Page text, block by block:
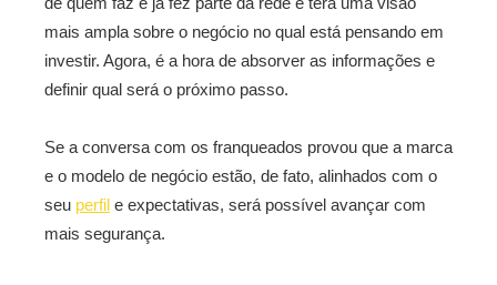
mais ampla sobre o negócio no qual está pensando em
investir. Agora, é a hora de absorver as informações e
definir qual será o próximo passo.
Se a conversa com os franqueados provou que a marca
e o modelo de negócio estão, de fato, alinhados com o
seu perfil e expectativas, será possível avançar com
mais segurança.